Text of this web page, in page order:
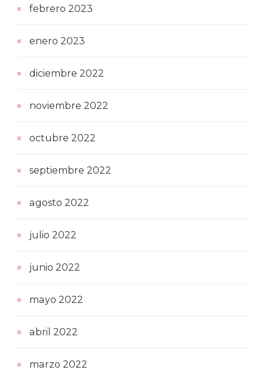
febrero 2023
enero 2023
diciembre 2022
noviembre 2022
octubre 2022
septiembre 2022
agosto 2022
julio 2022
junio 2022
mayo 2022
abril 2022
marzo 2022